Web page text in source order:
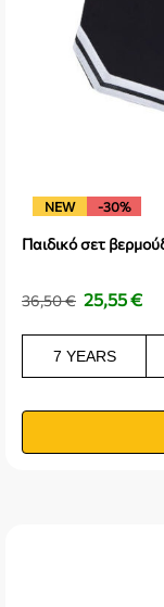
NEW -30%
Παιδικό σετ
36,50€ 25,55€
7 YEARS